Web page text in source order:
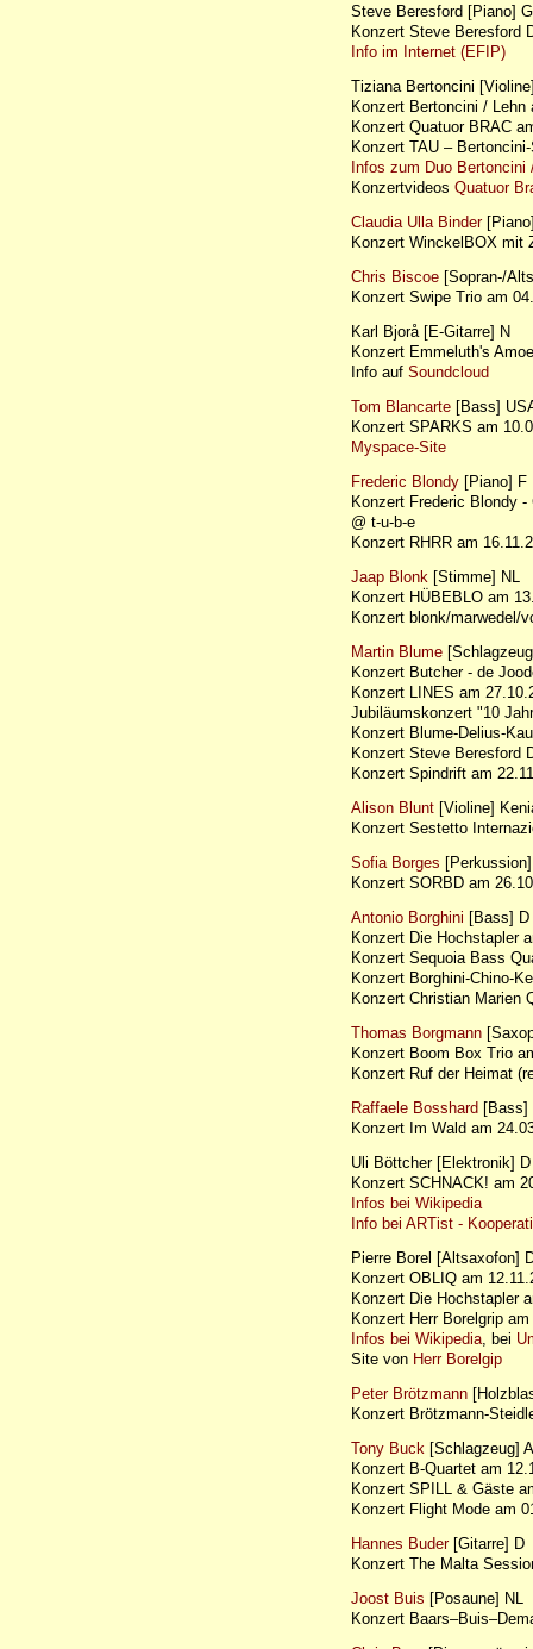
Steve Beresford [Piano]
Konzert Steve Beresford
Info im Internet (EFIP)
Tiziana Bertoncini
Konzert Bertoncini / Lehn
Konzert Quatuor BRAC
Konzert TAU –
Infos zum Duo Bertoncini
Konzertvideos Quatuor
Claudia Ulla Binder
Konzert WinckelBOX mit
Chris Biscoe [Sopran-/
Konzert Swipe Trio am
Karl Bjorå [E-Gitarre] N
Konzert Emmeluth's
Info auf Soundcloud
Tom Blancarte [Bass]
Konzert SPARKS am
Myspace-Site
Frederic Blondy [Piano] F
Konzert Frederic Blondy -
@ t-u-b-e
Konzert RHRR am
Jaap Blonk [Stimme] NL
Konzert HÜBEBLO am
Konzert blonk/marwedel/
Martin Blume
Konzert Butcher - de
Konzert LINES am
Jubiläumskonzert "10
Konzert Blume-Delius-
Konzert Steve Beresford
Konzert Spindrift am
Alison Blunt [Violine]
Konzert Sestetto
Sofia Borges
Konzert SORBD am
Antonio Borghini [Bass] D
Konzert Die Hochstapler
Konzert Sequoia Bass
Konzert Borghini-Chino-
Konzert Christian Marien
Thomas Borgmann
Konzert Boom Box Trio
Konzert Ruf der Heimat
Raffaele Bosshard [Bass]
Konzert Im Wald am
Uli Böttcher [Elektronik] D
Konzert SCHNACK! am
Infos bei Wikipedia
Info bei ARTist -
Pierre Borel [Altsaxofon]
Konzert OBLIQ am
Konzert Die Hochstapler
Konzert Herr Borelgrip
Infos bei Wikipedia , bei
Site von Herr Borelgip
Peter Brötzmann
Konzert Brötzmann-
Tony Buck [Schlagzeug]
Konzert B-Quartet am
Konzert SPILL & Gäste
Konzert Flight Mode am
Hannes Buder[Gitarre] D
Konzert The Malta
Joost Buis [Posaune] NL
Konzert